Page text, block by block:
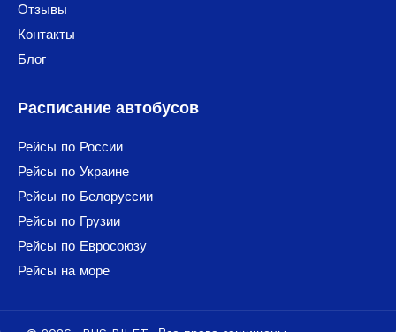
Отзывы
Контакты
Блог
Расписание автобусов
Рейсы по России
Рейсы по Украине
Рейсы по Белоруссии
Рейсы по Грузии
Рейсы по Евросоюзу
Рейсы на море